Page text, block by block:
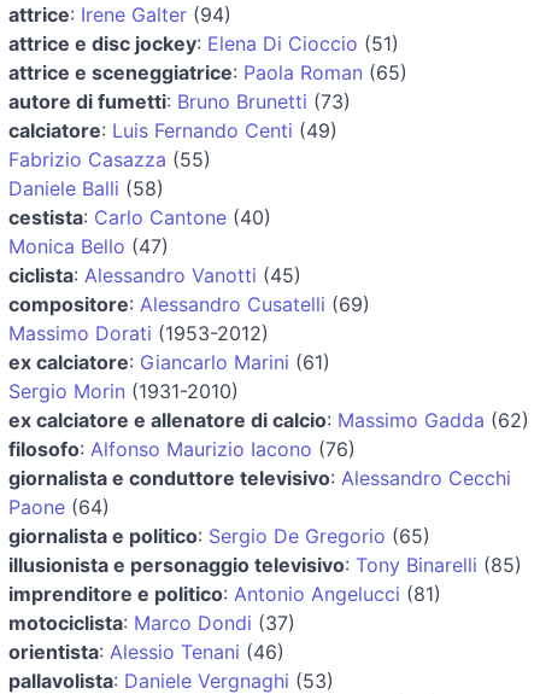
attrice: Irene Galter (94)
attrice e disc jockey: Elena Di Cioccio (51)
attrice e sceneggiatrice: Paola Roman (65)
autore di fumetti: Bruno Brunetti (73)
calciatore: Luis Fernando Centi (49)
Fabrizio Casazza (55)
Daniele Balli (58)
cestista: Carlo Cantone (40)
Monica Bello (47)
ciclista: Alessandro Vanotti (45)
compositore: Alessandro Cusatelli (69)
Massimo Dorati (1953-2012)
ex calciatore: Giancarlo Marini (61)
Sergio Morin (1931-2010)
ex calciatore e allenatore di calcio: Massimo Gadda (62)
filosofo: Alfonso Maurizio Iacono (76)
giornalista e conduttore televisivo: Alessandro Cecchi
Paone (64)
giornalista e politico: Sergio De Gregorio (65)
illusionista e personaggio televisivo: Tony Binarelli (85)
imprenditore e politico: Antonio Angelucci (81)
motociclista: Marco Dondi (37)
orientista: Alessio Tenani (46)
pallavolista: Daniele Vergnaghi (53)